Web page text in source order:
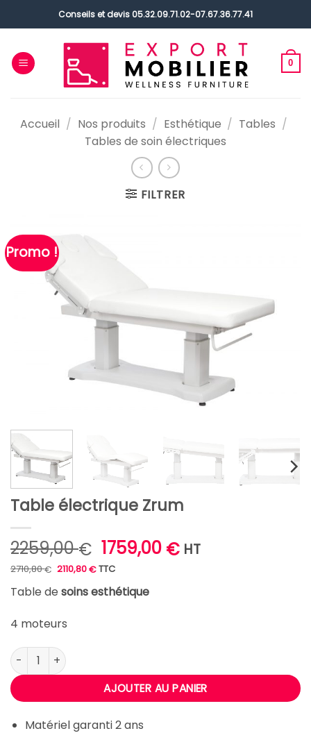
au
Conseils et devis 05.32.09.71.02-07.67.36.77.41
0
Accueil / Nos produits / Esthétique / Tables /
Tables de soin électriques
FILTRER
Promo !
Table électrique Zrum
2259,00€ Le
prix
initial
était :
1759,00 €Le
HT
2710,80€
Le
prix
était :
2710,80 €.
2110,80€
Le
prix
est :
2110,80 €.
TTC
Table de soins esthétique
4 moteurs
quantité de Table électrique Zrum
AJOUTER AU PANIER
Matériel garanti 2 ans